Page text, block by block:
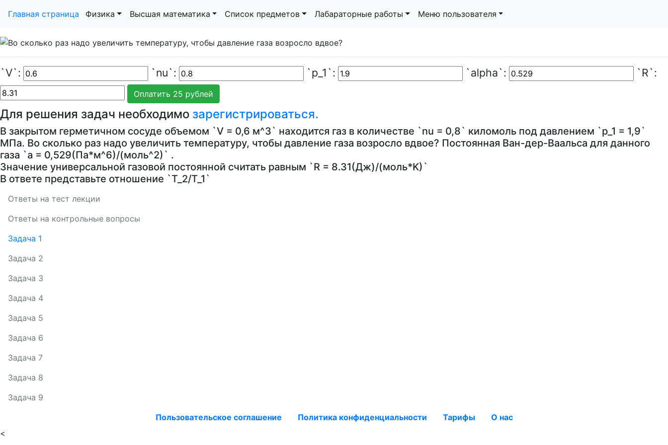
Главная страница Физика Высшая математика Список предметов Лабараторные работы Меню пользователя
`V`: `nu`: `p_1`: `alpha`: `R`:
Для решения задач необходимо зарегистрироваться.
В закрытом герметичном сосуде объемом `V = 0,6 м^3` находится газ в количестве `nu = 0,8` киломоль под давлением `p_1 = 1,9`
МПа. Во сколько раз надо увеличить температуру, чтобы давление газа возросло вдвое? Постоянная Ван-дер-Ваальса для данного
газа `а = 0,529(Па*м^6)/(моль^2)` .
Значение универсальной газовой постоянной считать равным `R = 8.31(Дж)/(моль*K)`
В ответе представьте отношение `T_2/T_1`
Ответы на тест лекции
Ответы на контрольные вопросы
Задача 1
Задача 2
Задача 3
Задача 4
Задача 5
Задача 6
Задача 7
Задача 8
Задача 9
Пользовательское соглашение
Политика конфиденциальности Тарифы
О нас
<